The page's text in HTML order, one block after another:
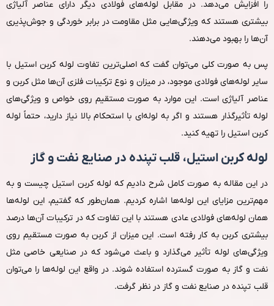
را افزایش می‌دهد. در مقابل لوله‌های فولادی دیگر دارای عناصر آلیاژی
بیشتری هستند که ویژگی‌هایی مثل مقاومت در برابر خوردگی و جوش‌پذیری
آن‌ها را بهبود می‌دهند.
پس به‌ صورت کلی می‌توان گفت که اصلی‌ترین تفاوت لوله کربن استیل با
سایر لوله‌های فولادی موجود، در میزان و نوع ترکیبات فلزی آن‌ها مثل کربن و
عناصر آلیاژی است. این موارد به‌ صورت مستقیم روی خواص و ویژگی‌های
لوله تأثیرگذار هستند و اگر به لوله‌ای با استحکام بالا نیاز دارید، حتماً لوله
کربن استیل را تهیه کنید.
لوله کربن استیل، قلب تپنده در صنایع نفت و گاز
در این مقاله به‌ صورت کامل شرح دادیم که لوله کربن استیل چیست و به
مهم‌ترین مزایای این لوله‌ها اشاره کردیم. همان‌طور که گفتیم، این لوله‌ها
همان لوله‌های فولادی عادی هستند با این تفاوت که در ترکیبات آن‌ها درصد
بیشتری کربن به‌ کار رفته است. این میزان از کربن به‌ صورت مستقیم روی
ویژگی‌های لوله تأثیر می‌گذارد و باعث می‌شود که در صنایعی خاصی مثل
نفت و گاز به‌ صورت گسترده استفاده شوند. در واقع این لوله‌ها را می‌توان
قلب تپنده در صنایع نفت و گاز در نظر گرفت.